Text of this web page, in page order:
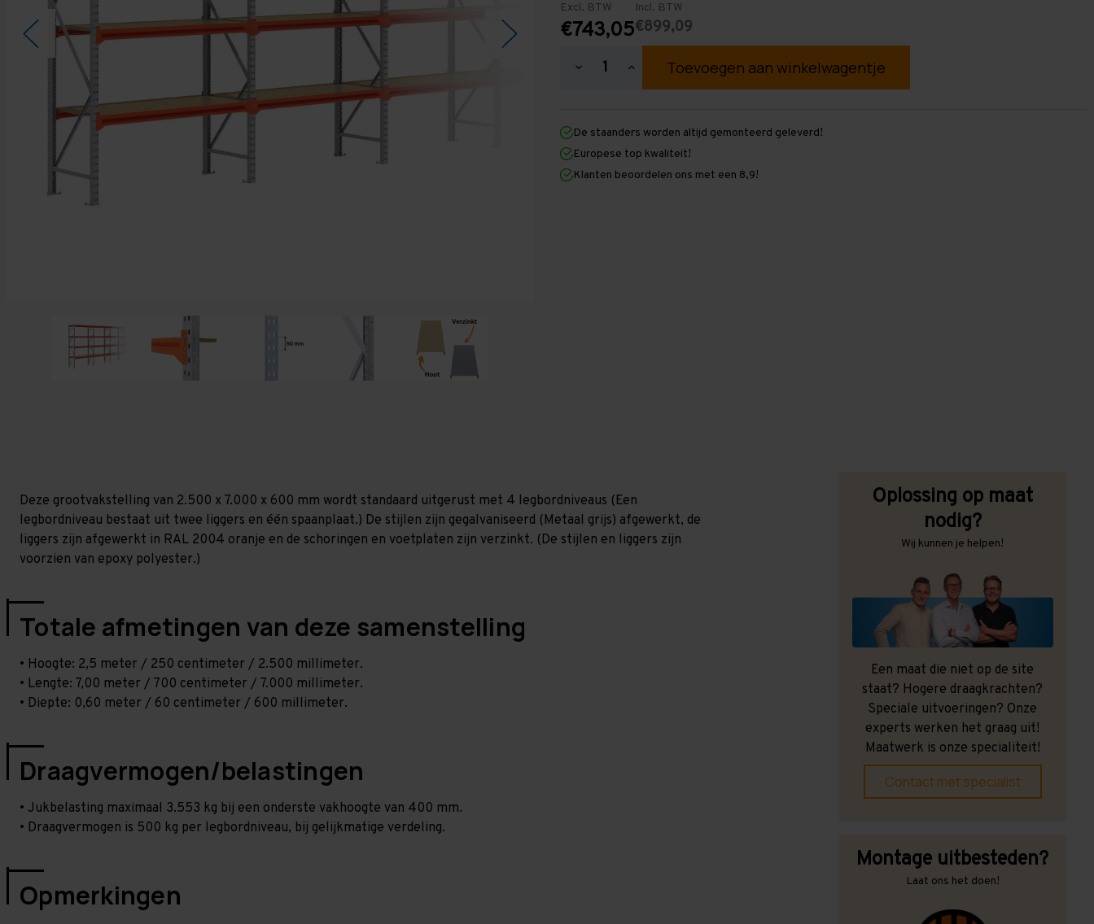
Excl. BTW
€743,05
Incl. BTW
€899,09
Hoeveelheid
2.500
mm
x
7.000
mm
Hoeveelheid
verhogen
2.500
mm
x
7.000
mm
De staanders worden altijd gemonteerd geleverd!
Europese top kwaliteit!
Klanten beoordelen ons met een 8,9!
Deze grootvakstelling van 2.500 x 7.000 x 600 mm wordt standaard uitgerust met 4 legbordniveaus (Een
legbordniveau bestaat uit twee liggers en één spaanplaat.) De stijlen zijn gegalvaniseerd (Metaal grijs) afgewerkt, de
liggers zijn afgewerkt in RAL 2004 oranje en de schoringen en voetplaten zijn verzinkt. (De stijlen en liggers zijn
voorzien van epoxy polyester.)
Totale afmetingen van deze samenstelling
• Hoogte: 2,5 meter / 250 centimeter / 2.500 millimeter.
• Lengte: 7,00 meter / 700 centimeter / 7.000 millimeter.
• Diepte: 0,60 meter / 60 centimeter / 600 millimeter.
Draagvermogen/belastingen
• Jukbelasting maximaal 3.553 kg bij een onderste vakhoogte van 400 mm.
• Draagvermogen is 500 kg per legbordniveau, bij gelijkmatige verdeling.
Opmerkingen
Oplossing op maat
nodig?
Wij kunnen je helpen!
Een maat die niet op de site
staat? Hogere draagkrachten?
Speciale uitvoeringen? Onze
experts werken het graag uit!
Maatwerk is onze specialiteit!
Contact met specialist
Montage uitbesteden?
Laat ons het doen!